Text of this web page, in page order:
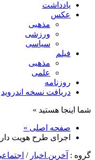
یادداشت
عکس
مذهبی
ورزشی
سیاسی
فیلم
مذهبی
علمی
روزنامه
دریافت نسخه اندروید
شما اینجا هستید »
صفحه اصلی »
اجرای طرح هویت
گروه : آخرین اخبار /